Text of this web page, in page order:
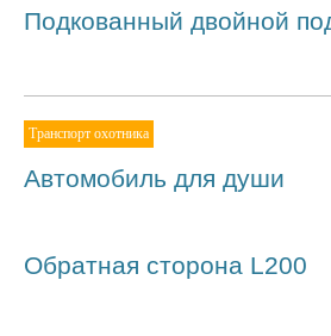
Подкованный двойной
Транспорт охотника
Автомобиль для души
Обратная сторона L200